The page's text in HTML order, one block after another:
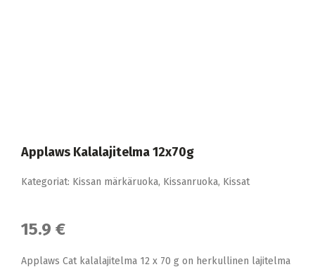
Applaws Kalalajitelma 12x70g
Kategoriat: Kissan märkäruoka, Kissanruoka, Kissat
15.9 €
Applaws Cat kalalajitelma 12 x 70 g on herkullinen lajitelma